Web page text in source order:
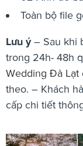
Toàn bộ file
Lưu ý– Sau khi
trong 24h- 48h
Wedding Đà Lạt
theo. – Khách
cấp chi tiết